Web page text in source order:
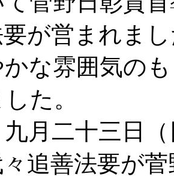
が営まれま
な雰囲気の
た。
月二十三日（
追善法要が